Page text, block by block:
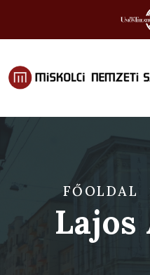
FŐOLDAL
Lajos